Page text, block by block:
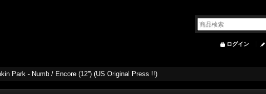
ログイン
Park - Numb / Encore (12'') (US Original Press !!)